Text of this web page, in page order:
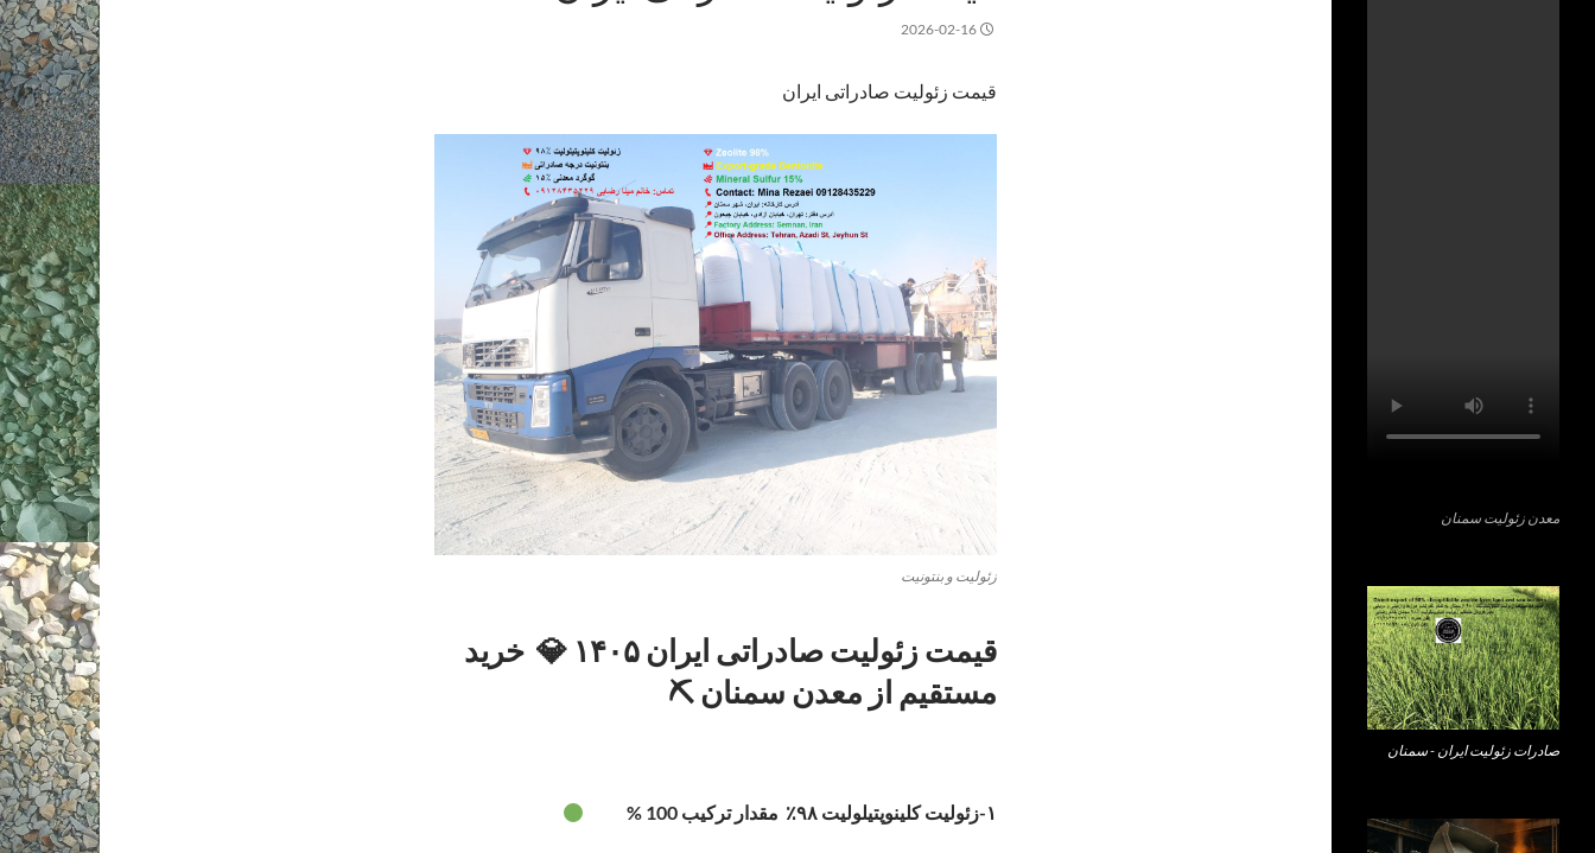
2026-02-16
قیمت زئولیت صادراتی ایران
زئولیت و بنتونیت
قیمت زئولیت صادراتی ایران ۱۴۰۵ 💎 خرید
مستقیم از معدن سمنان ⛏️
۱-زئولیت کلینوپتیلولیت ۹۸٪ مقدار ترکیب 100 %
معدن زئولیت سمنان
صادرات زئولیت ایران - سمنان